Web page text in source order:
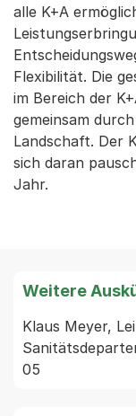
alle K+A
Flexibilität. Die
im Bereich der
gemeinsam
Landschaft. Der
sich daran
Jahr.
Weitere
Klaus Meyer,
05